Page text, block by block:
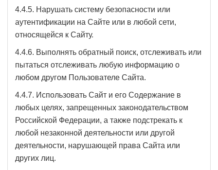
4.4.5. Нарушать систему безопасности или
аутентификации на Сайте или в любой сети,
относящейся к Сайту.
4.4.6. Выполнять обратный поиск, отслеживать или
пытаться отслеживать любую информацию о
любом другом Пользователе Сайта.
4.4.7. Использовать Сайт и его Содержание в
любых целях, запрещенных законодательством
Российской Федерации, а также подстрекать к
любой незаконной деятельности или другой
деятельности, нарушающей права Сайта или
других лиц.